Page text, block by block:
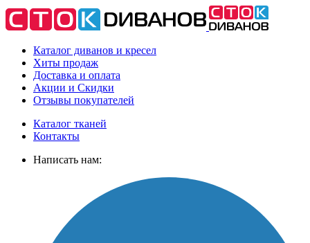
Каталог диванов и кресел
Хиты продаж
Доставка и оплата
Акции и Скидки
Отзывы покупателей
Каталог тканей
Контакты
Написать нам: